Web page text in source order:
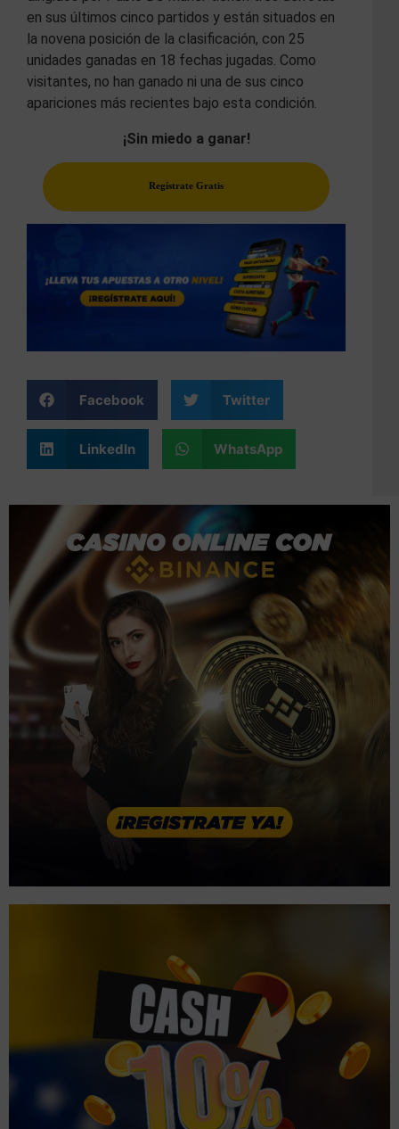
en sus últimos cinco partidos y están situados en
la novena posición de la clasificación, con 25
unidades ganadas en 18 fechas jugadas. Como
visitantes, no han ganado ni una de sus cinco
apariciones más recientes bajo esta condición.
¡Sin miedo a ganar!
Regístrate Gratis
Facebook Twitter
LinkedIn WhatsApp